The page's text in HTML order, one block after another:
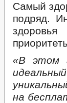
Самый
подряд.
«В этом
на